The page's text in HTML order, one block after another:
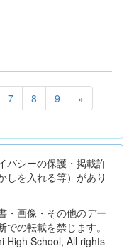
7 8 9 »
バシーの保護・掲載許
しを入れる等）があり
・画像・その他のデー
の転載を禁じます。
High School, All rights